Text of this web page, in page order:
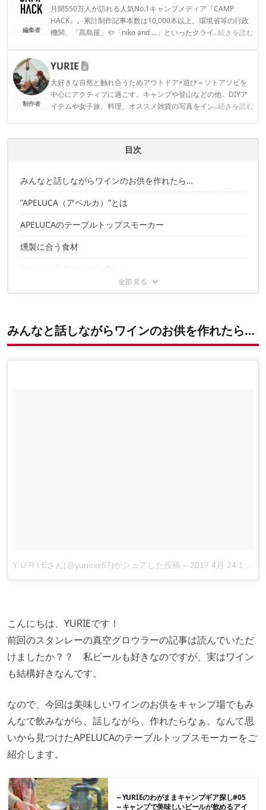
編集者
月間550万人が訪れる人気No.1キャンプメディア『CAMP
HACK』。累計制作記事本数は10,000本以上。環境省等の行政
機関、「髙島屋」や「niko and ...」といったクライアントとの
...続きを読む
CAMP HACK編集部のプロフィール
制作者
YURIE
大好きな自然と触れ合うためアウトドア×遊び＝ソトアソビを
中心にアクティブに過ごす。キャンプや登山などの他、DIYア
イテムや女子旅、料理、オススメ雑貨の写真をインスタグラム
...続きを読む
目次
みんなと話しながらワインのお供を作れたら…
”APELUCA（アペルカ）”とは
APELUCAのテーブルトップスモーカー
燻製に合う食材
フィールドテストをしました
APELUCAはパーティーに最適！
みんなと話しながらワインのお供を作れたら…
Y U R I Eさん(@yuriexx67)がシェアした投稿 – 2017 4月 24 11:23午後 PDT
こんにちは、YURIEです！
前回のスタンレーの真空グロウラーの記事は読んでいただ
けましたか？？ 私ビールも好きなのですが、実はワイン
も結構好きなんです。
なので、今回は美味しいワインのお供をキャンプ場でもみ
んなで飲みながら、話しながら、作れたらなぁ。なんて思
いから見つけたAPELUCAのテーブルトップスモーカーをご
紹介します。
～YURIEのわがままキャンプギア探し#05
～キャンプで美味しいビールが飲めるアイ